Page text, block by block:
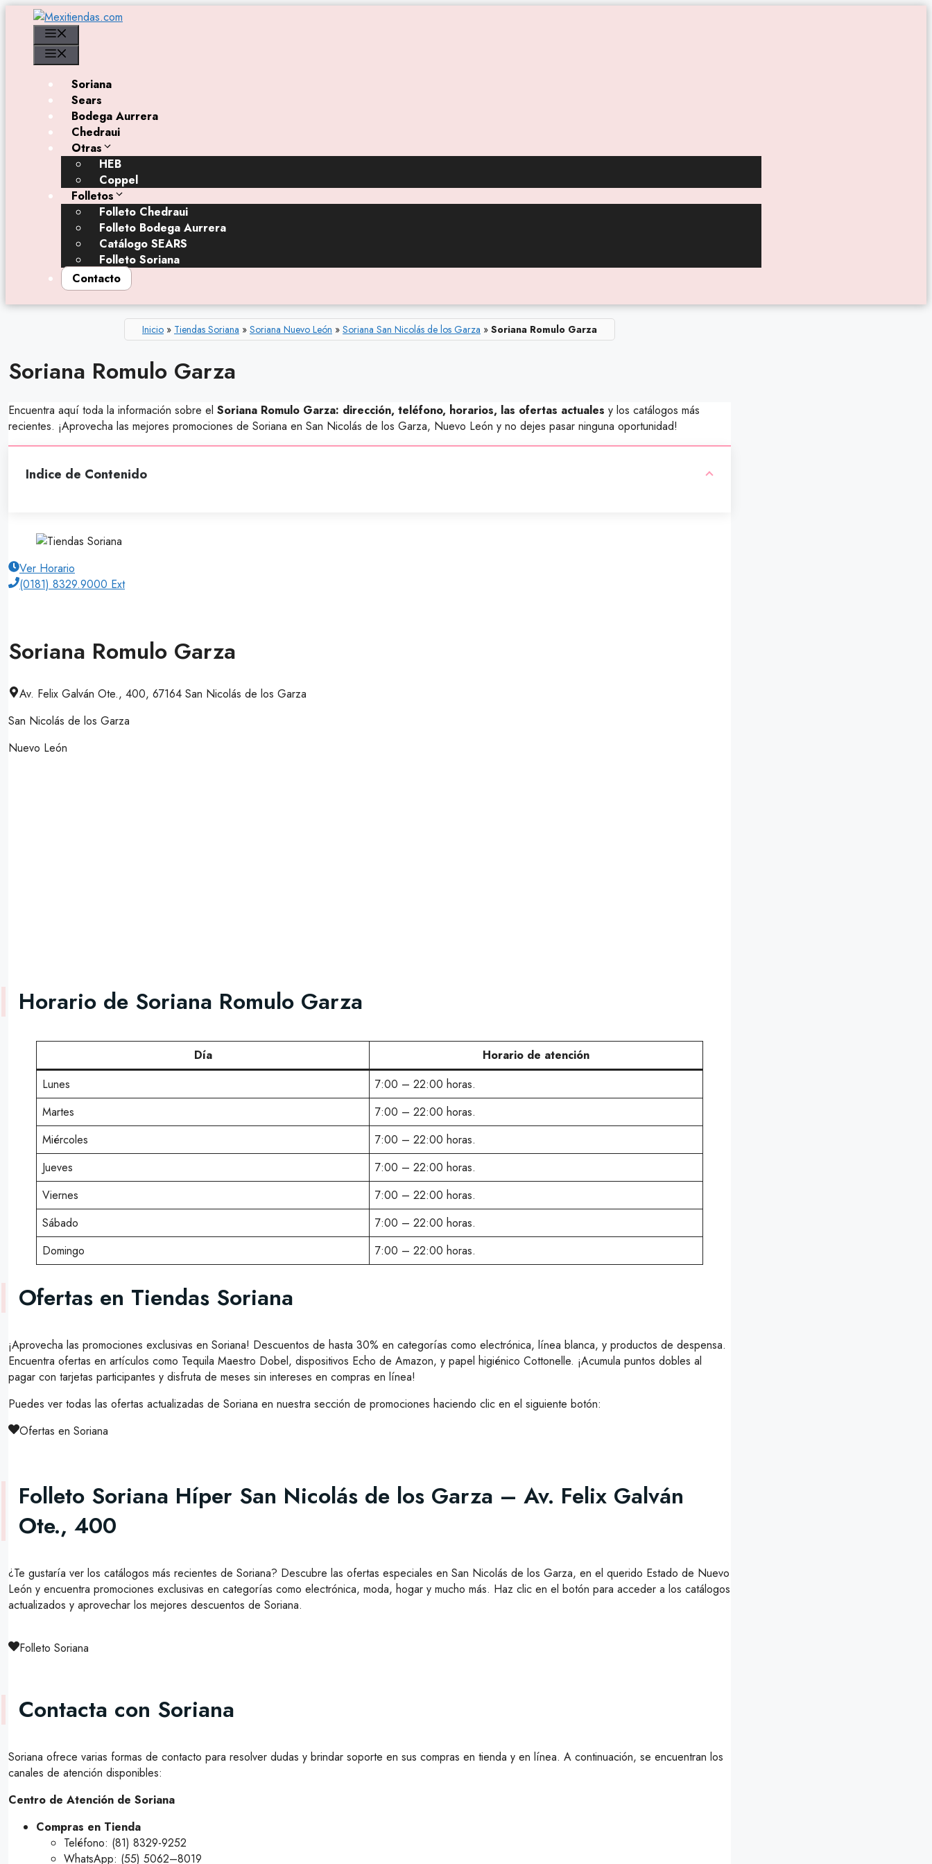
contenido
Soriana
Sears
Bodega Aurrera
Chedraui
Otras
HEB
Coppel
Folletos
Folleto Chedraui
Folleto Bodega Aurrera
Catálogo SEARS
Folleto Soriana
Contacto
Inicio » Tiendas Soriana » Soriana Nuevo León » Soriana San Nicolás de los Garza » Soriana Romulo Garza
Soriana Romulo Garza
Encuentra aquí toda la información sobre el Soriana Romulo Garza: dirección, teléfono, horarios, las ofertas actuales y los catálogos más
recientes. ¡Aprovecha las mejores promociones de Soriana en San Nicolás de los Garza, Nuevo León y no dejes pasar ninguna oportunidad!
Indice de Contenido
Ver Horario
(0181) 8329.9000 Ext
Soriana Romulo Garza
Av. Felix Galván Ote., 400, 67164 San Nicolás de los Garza
San Nicolás de los Garza
Nuevo León
Horario de Soriana Romulo Garza
Día
Horario de atención
Lunes
7:00 – 22:00 horas.
Martes
7:00 – 22:00 horas.
Miércoles
7:00 – 22:00 horas.
Jueves
7:00 – 22:00 horas.
Viernes
7:00 – 22:00 horas.
Sábado
7:00 – 22:00 horas.
Domingo
7:00 – 22:00 horas.
Ofertas en Tiendas Soriana
¡Aprovecha las promociones exclusivas en Soriana! Descuentos de hasta 30% en categorías como electrónica, línea blanca, y productos de despensa.
Encuentra ofertas en artículos como Tequila Maestro Dobel, dispositivos Echo de Amazon, y papel higiénico Cottonelle. ¡Acumula puntos dobles al
pagar con tarjetas participantes y disfruta de meses sin intereses en compras en línea!
Puedes ver todas las ofertas actualizadas de Soriana en nuestra sección de promociones haciendo clic en el siguiente botón:
Ofertas en Soriana
Folleto Soriana Híper San Nicolás de los Garza – Av. Felix Galván
Ote., 400
¿Te gustaría ver los catálogos más recientes de Soriana? Descubre las ofertas especiales en San Nicolás de los Garza, en el querido Estado de Nuevo
León y encuentra promociones exclusivas en categorías como electrónica, moda, hogar y mucho más. Haz clic en el botón para acceder a los catálogos
actualizados y aprovechar los mejores descuentos de Soriana.
Folleto Soriana
Contacta con Soriana
Soriana ofrece varias formas de contacto para resolver dudas y brindar soporte en sus compras en tienda y en línea. A continuación, se encuentran los
canales de atención disponibles:
Centro de Atención de Soriana
Compras en Tienda
Teléfono: (81) 8329-9252
WhatsApp: (55) 5062–8019